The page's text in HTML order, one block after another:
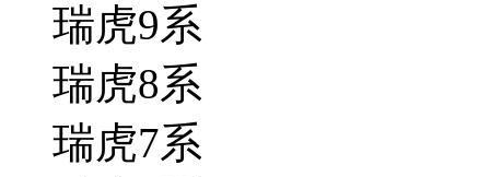
瑞虎9系
瑞虎8系
瑞虎7系